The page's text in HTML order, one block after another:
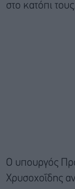
στο κατόπι τους.
Ο υπουργός
Χρυσοχοΐδης